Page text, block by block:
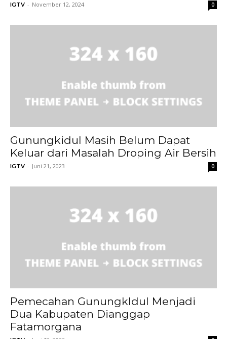
IGTV - November 12, 2024 0
Gunungkidul Masih Belum Dapat
Keluar dari Masalah Droping Air Bersih
IGTV - Juni 21, 2023 0
Pemecahan GunungkIdul Menjadi
Dua Kabupaten Dianggap
Fatamorgana